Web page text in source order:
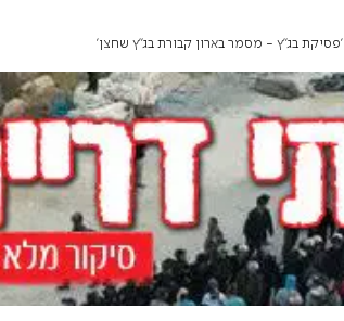
'פסיקת בג"ץ - מסמר בארון קבורת בג"ץ שחצן'